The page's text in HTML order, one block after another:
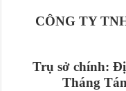
CÔNG TY
Trụ sở chính:
Tháng